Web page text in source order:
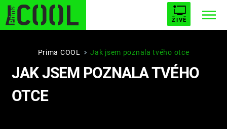
ŽIVĚ
STARHOUSE BUFFY, PŘEMOŽITELKA UPÍRŮ
ESCAPE PLNEJ KOTEL AVENGERS 5
Prima COOL Jak jsem poznala tvého otce
JAK JSEM POZNALA TVÉHO
OTCE